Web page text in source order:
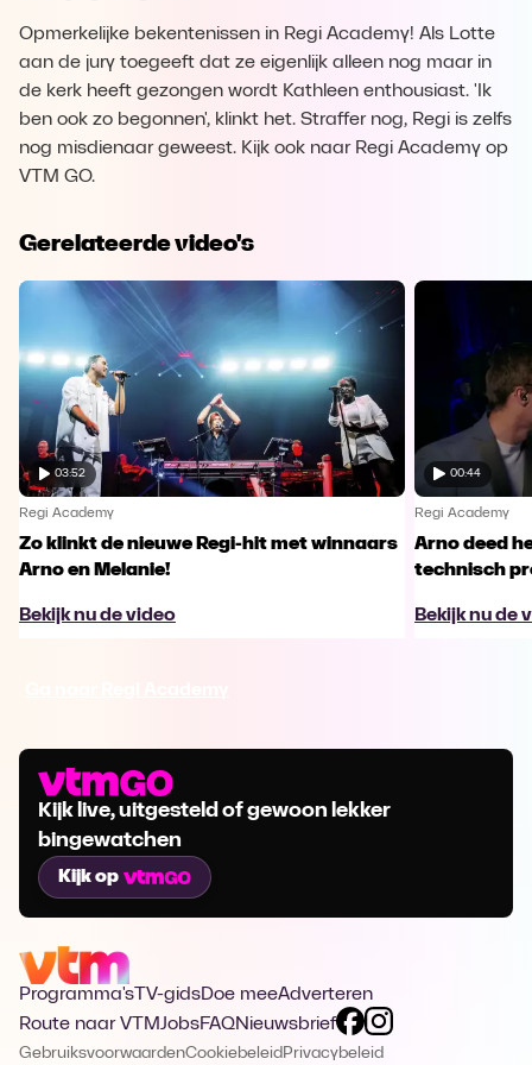
Opmerkelijke bekentenissen in Regi Academy! Als Lotte
aan de jury toegeeft dat ze eigenlijk alleen nog maar in
de kerk heeft gezongen wordt Kathleen enthousiast. 'Ik
ben ook zo begonnen', klinkt het. Straffer nog, Regi is zelfs
nog misdienaar geweest. Kijk ook naar Regi Academy op
VTM GO.
Gerelateerde video's
03:52
Regi Academy
Zo klinkt de nieuwe Regi-hit met winnaars
Arno en Melanie!
Bekijk nu de video
00:44
Regi Academy
Arno deed
technisch
Bekijk nu de
Kijk live, uitgesteld of gewoon lekker
bingewatchen
Kijk op
Programma's TV-gidsDoe meeAdverteren
Route naar VTMJobsFAQNieuwsbrief
GebruiksvoorwaardenCookiebeleid Privacybeleid